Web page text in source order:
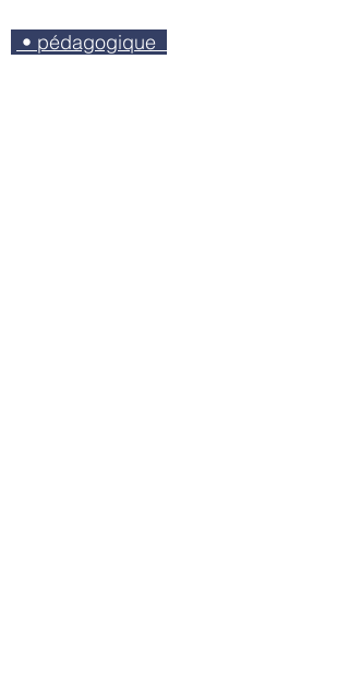
• pédagogique